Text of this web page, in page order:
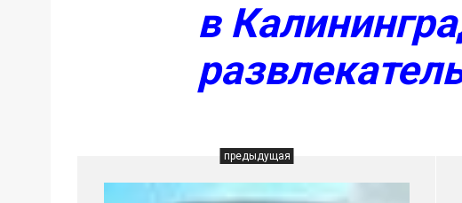
в
предыдущая